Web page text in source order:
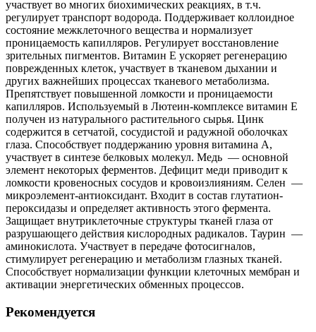
участвует во многих биохимических реакциях, в т.ч.
регулирует транспорт водорода. Поддерживает коллоидное
состояние межклеточного вещества и нормализует
проницаемость капилляров. Регулирует восстановление
зрительных пигментов. Витамин Е ускоряет регенерацию
поврежденных клеток, участвует в тканевом дыхании и
других важнейших процессах тканевого метаболизма.
Препятствует повышенной ломкости и проницаемости
капилляров. Используемый в Лютеин-комплексе витамин Е
получен из натурального растительного сырья. Цинк
содержится в сетчатой, сосудистой и радужной оболочках
глаза. Способствует поддержанию уровня витамина А,
участвует в синтезе белковых молекул. Медь — основной
элемент некоторых ферментов. Дефицит меди приводит к
ломкости кровеносных сосудов и кровоизлияниям. Селен —
микроэлемент-антиоксидант. Входит в состав глутатион-
пероксидазы и определяет активность этого фермента.
Защищает внутриклеточные структуры тканей глаза от
разрушающего действия кислородных радикалов. Таурин —
аминокислота. Участвует в передаче фотосигналов,
стимулирует регенерацию и метаболизм глазных тканей.
Способствует нормализации функции клеточных мембран и
активации энергетических обменных процессов.
Рекомендуется